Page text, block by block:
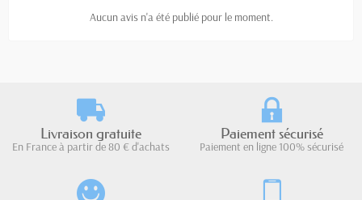
Aucun avis n'a été publié pour le moment.
Livraison gratuite
En France à partir de 80 € d'achats
Paiement sécurisé
Paiement en ligne 100% sécurisé